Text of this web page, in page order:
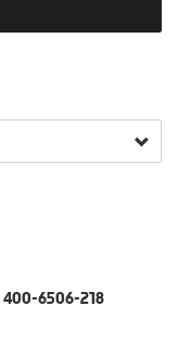
400-6506-218